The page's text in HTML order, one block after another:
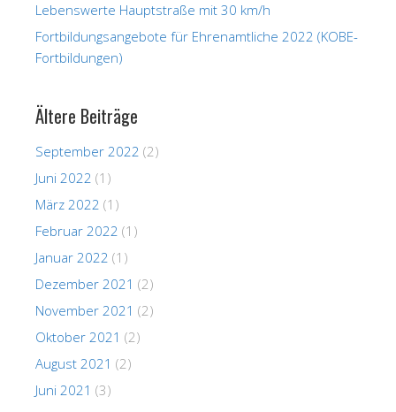
Lebenswerte Hauptstraße mit 30 km/h
Fortbildungsangebote für Ehrenamtliche 2022 (KOBE-
Fortbildungen)
Ältere Beiträge
September 2022 (2)
Juni 2022 (1)
März 2022 (1)
Februar 2022 (1)
Januar 2022 (1)
Dezember 2021 (2)
November 2021 (2)
Oktober 2021 (2)
August 2021 (2)
Juni 2021 (3)